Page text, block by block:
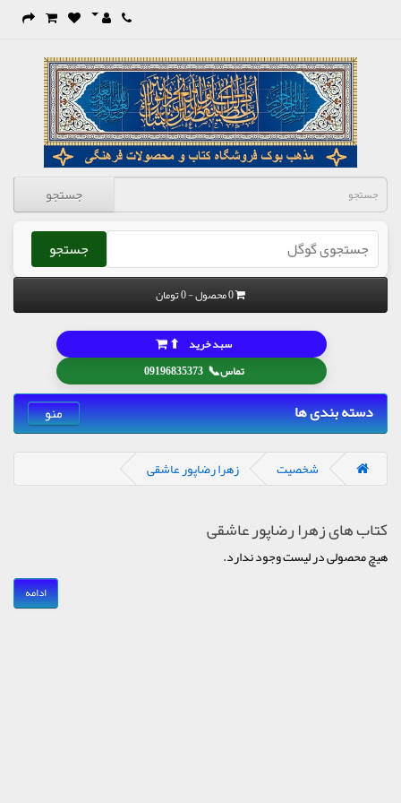
جستجو
جستجو
0 محصول - 0 تومان
تماس📞
09196835373
سبد خرید ⬆
دسته بندی ها منو
شخصیت زهرا رضاپور عاشقی
کتاب های زهرا رضاپور عاشقی
هیچ محصولی در لیست وجود ندارد.
ادامه